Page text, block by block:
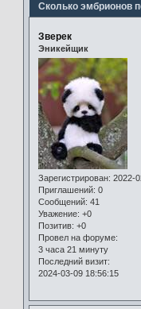
Сколько эмбрионов
Зверек
Эникейщик
Зарегистрирован: 2022-
Приглашений: 0
Сообщений: 41
Уважение: +0
Позитив: +0
Провел на форуме:
3 часа 21 минуту
Последний визит:
2024-03-09 18:56:15